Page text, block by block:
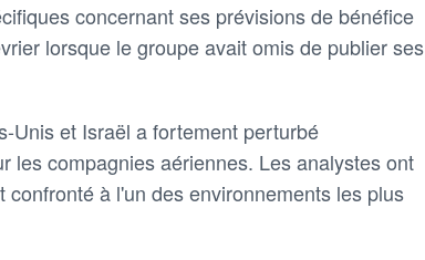
concernant ses prévisions ⁠de bénéfice
lorsque ⁠le groupe avait omis de publier ⁠ses
Unis ‌et Israël a fortement perturbé
​les compagnies aériennes. Les analystes ont
à l'un des environnements les plus